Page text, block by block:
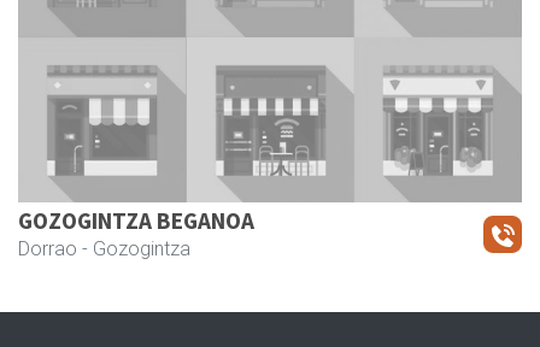
GOZOGINTZA BEGANOA
Dorrao - Gozogintza